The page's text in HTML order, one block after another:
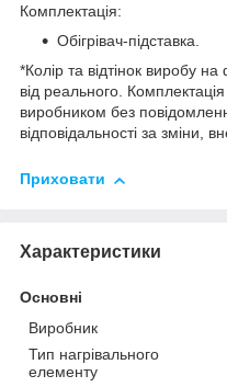
Комплектація:
Обігрівач-підставка.
*Колір та відтінок виробу
від реального.
виробником без
відповідальності за зміни,
Приховати
Характеристики
Основні
Виробник
Тип нагрівального
елементу